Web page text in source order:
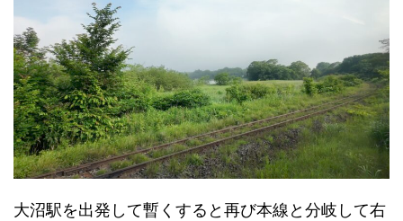
大沼駅を出発して暫くすると再び本線と分岐して右